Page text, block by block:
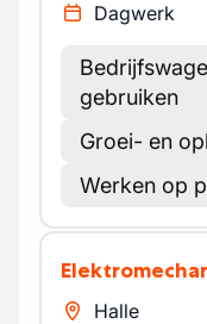
Dagwerk
gebruiken
Groei- en
Werken op
Halle